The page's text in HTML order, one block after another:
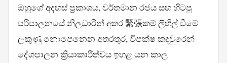
ඔහුගේ අදහස් ප්‍රකාශය, වර්තමාන රජය සහ හිටපු
පරිපාලනයේ නිලධාරීන් අතර 緊張කම් ලිහිල් වීමේ
ලකුණු නොපෙනෙන අතරතුර, විපක්ෂ කඳවුරෙන්
දේශපාලන ක්‍රියාකාරිත්වය ඉහළ යන කාල